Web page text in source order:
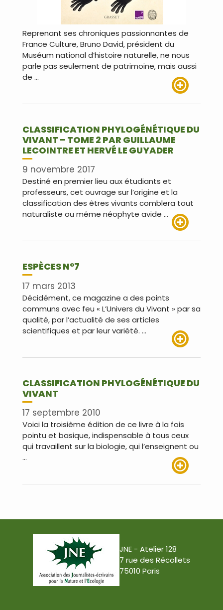
Reprenant ses chroniques passionnantes de
France Culture, Bruno David, président du
Muséum national d’histoire naturelle, ne nous
parle pas seulement de patrimoine, mais aussi
de …
CLASSIFICATION PHYLOGÉNÉTIQUE DU
VIVANT – TOME 2 PAR GUILLAUME
LECOINTRE ET HERVÉ LE GUYADER
9 novembre 2017
Destiné en premier lieu aux étudiants et
professeurs, cet ouvrage sur l’origine et la
classification des êtres vivants comblera tout
naturaliste ou même néophyte avide …
ESPÈCES N°7
17 mars 2013
Décidément, ce magazine a des points
communs avec feu « L’Univers du Vivant » par sa
qualité, par l’actualité de ses articles
scientifiques et par leur variété. …
CLASSIFICATION PHYLOGÉNÉTIQUE DU
VIVANT
17 septembre 2010
Voici la troisième édition de ce livre à la fois
pointu et basique, indispensable à tous ceux
qui travaillent sur la biologie, qui l’enseignent ou
…
JNE - Atelier 128
7 rue des Récollets
75010 Paris